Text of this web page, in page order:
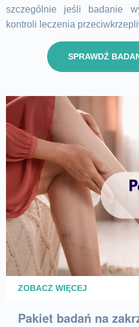
szczególnie jeśli badanie
kontroli leczenia
SPRAWDŹ
ZOBACZ WIĘCEJ
Pakiet badań na